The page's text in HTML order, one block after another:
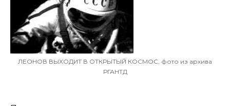
ЛЕОНОВ ВЫХОДИТ В ОТКРЫТЫЙ КОСМОС, фото из архива
РГАНТД